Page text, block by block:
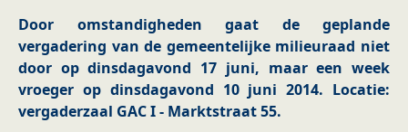
Door omstandigheden gaat de geplande
vergadering van de gemeentelijke milieuraad niet
door op dinsdagavond 17 juni, maar een week
vroeger op dinsdagavond 10 juni 2014. Locatie:
vergaderzaal GAC I - Marktstraat 55.